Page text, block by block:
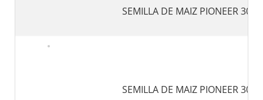
SEMILLA DE MAIZ PIONEER 30F-
SEMILLA DE MAIZ PIONEER 30F-